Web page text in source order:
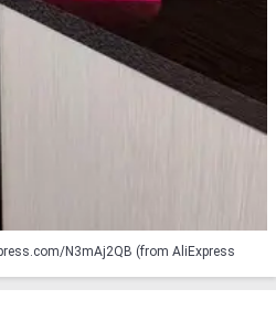
N3mAj2QB (from AliExpress